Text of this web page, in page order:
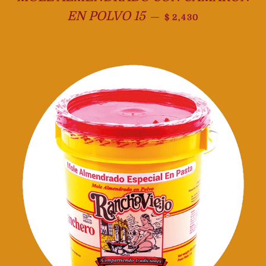
EN POLVO 15 — Precio habitual
$ 2,430